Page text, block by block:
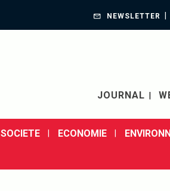
NEWSLETTER
JOURNAL
SOCIETE ECONOMIE